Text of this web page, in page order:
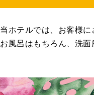
当ホテルでは、お客様に
お風呂はもちろん、洗